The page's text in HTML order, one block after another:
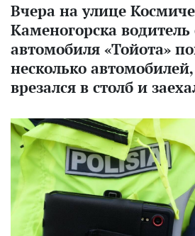
Вчера на улице
Каменогорска водитель
автомобиля «Тойота»
несколько
врезался в столб и